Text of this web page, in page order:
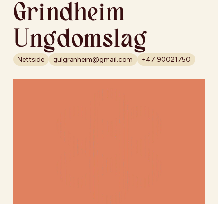
Grindheim
Ungdomslag
Nettside gulgranheim@gmail.com +47 90021750